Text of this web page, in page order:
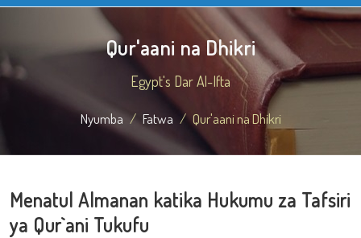
Qur'aani na Dhikri
Egypt's Dar Al-Ifta
Nyumba Fatwa Qur'aani na Dhikri
Menatul Almanan katika Hukumu za Tafsiri
ya Qur`ani Tukufu